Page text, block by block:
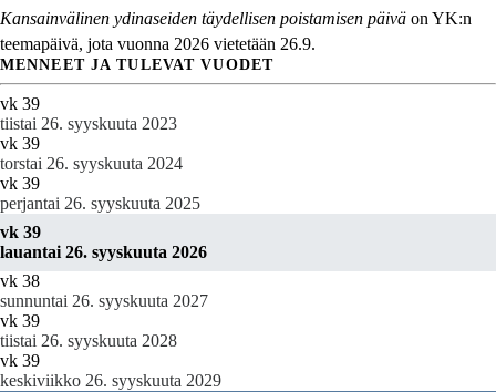
Kansainvälinen ydinaseiden täydellisen poistamisen päivä on YK:n
teemapäivä, jota vuonna 2026 vietetään 26.9.
MENNEET JA TULEVAT VUODET
vk 39
tiistai 26. syyskuuta 2023
vk 39
torstai 26. syyskuuta 2024
vk 39
perjantai 26. syyskuuta 2025
vk 39
lauantai 26. syyskuuta 2026
vk 38
sunnuntai 26. syyskuuta 2027
vk 39
tiistai 26. syyskuuta 2028
vk 39
keskiviikko 26. syyskuuta 2029